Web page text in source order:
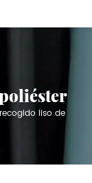
liso de